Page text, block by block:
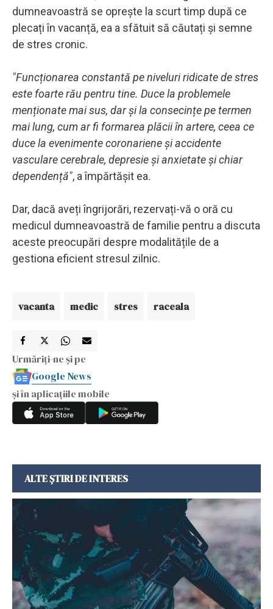
dumneavoastră se oprește la scurt timp după ce
plecați în vacanță, ea a sfătuit să căutați și semne
de stres cronic.
"Funcționarea constantă pe niveluri ridicate de stres
este foarte rău pentru tine. Duce la problemele
menționate mai sus, dar și la consecințe pe termen
mai lung, cum ar fi formarea plăcii în artere, ceea ce
duce la evenimente coronariene și accidente
vasculare cerebrale, depresie și anxietate și chiar
dependență", a împărtășit ea.
Dar, dacă aveți îngrijorări, rezervați-vă o oră cu
medicul dumneavoastră de familie pentru a discuta
aceste preocupări despre modalitățile de a
gestiona eficient stresul zilnic.
vacanta medic stres raceala
Urmăriți-ne și pe
Google News
și în aplicațiile mobile
ALTE ȘTIRI DE INTERES